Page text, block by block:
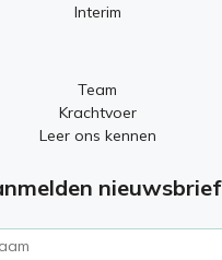
Interim
Team
Krachtvoer
Leer ons kennen
nieuwsbrief